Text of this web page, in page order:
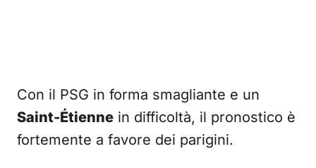
Con il PSG in forma smagliante e un
Saint-Étienne in difficoltà, il pronostico è
fortemente a favore dei parigini.